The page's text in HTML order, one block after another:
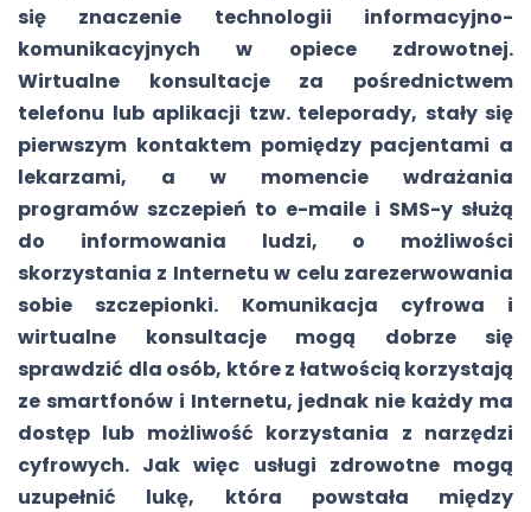
się znaczenie technologii informacyjno-
komunikacyjnych w opiece zdrowotnej.
Wirtualne konsultacje za pośrednictwem
telefonu lub aplikacji tzw. teleporady, stały się
pierwszym kontaktem pomiędzy pacjentami a
lekarzami, a w momencie wdrażania
programów szczepień to e-maile i SMS-y służą
do informowania ludzi, o możliwości
skorzystania z Internetu w celu zarezerwowania
sobie szczepionki. Komunikacja cyfrowa i
wirtualne konsultacje mogą dobrze się
sprawdzić dla osób, które z łatwością korzystają
ze smartfonów i Internetu, jednak nie każdy ma
dostęp lub możliwość korzystania z narzędzi
cyfrowych. Jak więc usługi zdrowotne mogą
uzupełnić lukę, która powstała między